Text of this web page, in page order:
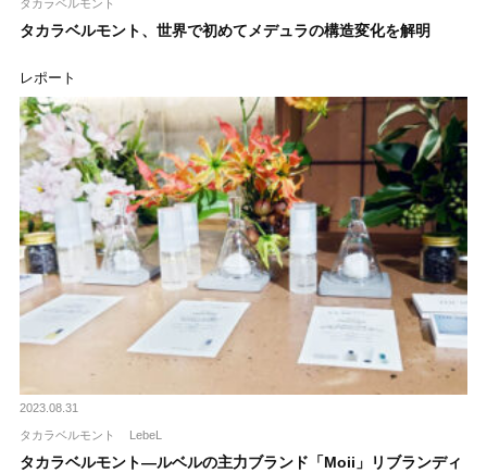
タカラベルモント
タカラベルモント、世界で初めてメデュラの構造変化を解明
レポート
2023.08.31
タカラベルモント LebeL
タカラベルモント―ルベルの主力ブランド「Moii」リブランディ